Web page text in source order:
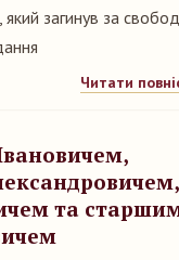
загинув за
Читати
та